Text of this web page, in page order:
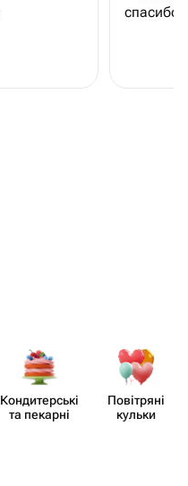
спасибо
Кондит​ерські
та пекарні
Повітряні
кульки